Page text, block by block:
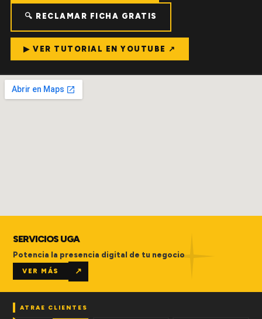
🔍 RECLAMAR FICHA GRATIS
▶ VER TUTORIAL EN YOUTUBE ↗
SERVICIOS UGA
Potencia la presencia digital de tu negocio
VER MÁS ↗
ATRAE CLIENTES